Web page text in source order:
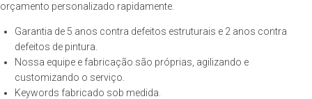
orçamento personalizado rapidamente.
Garantia de 5 anos contra defeitos estruturais e 2 anos contra
defeitos de pintura.
Nossa equipe e fabricação são próprias, agilizando e
customizando o serviço.
Keywords fabricado sob medida.